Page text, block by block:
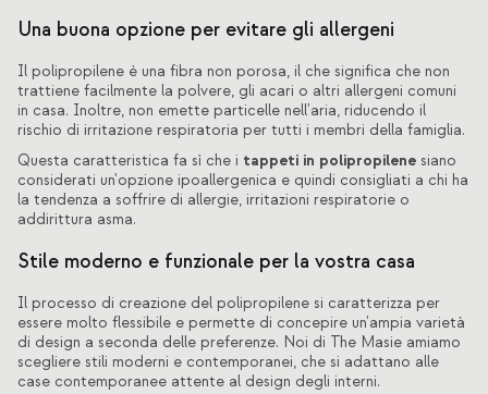
Una buona opzione per evitare gli allergeni
Il polipropilene è una fibra non porosa, il che significa che non
trattiene facilmente la polvere, gli acari o altri allergeni comuni
in casa. Inoltre, non emette particelle nell'aria, riducendo il
rischio di irritazione respiratoria per tutti i membri della famiglia.
Questa caratteristica fa sì che i tappeti in polipropilene siano
considerati un'opzione ipoallergenica e quindi consigliati a chi ha
la tendenza a soffrire di allergie, irritazioni respiratorie o
addirittura asma.
Stile moderno e funzionale per la vostra casa
Il processo di creazione del polipropilene si caratterizza per
essere molto flessibile e permette di concepire un'ampia varietà
di design a seconda delle preferenze. Noi di The Masie amiamo
scegliere stili moderni e contemporanei, che si adattano alle
case contemporanee attente al design degli interni.